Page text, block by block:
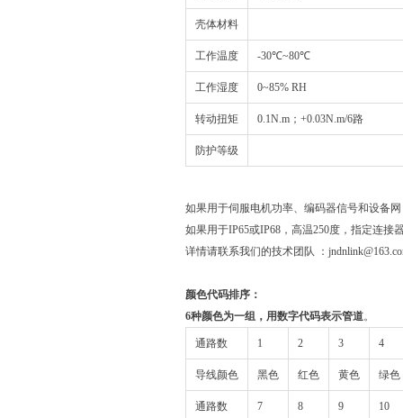
壳体材料
工作温度 -30℃~80℃
工作湿度 0~85% RH
转动扭矩 0.1N.m；+0.03N.m/6路
防护等级
如果用于伺服电机功率、编码器信号和设备
如果用于IP65或IP68，高温250度，指定连
详情请联系我们的技术团队 ：
颜色代码排序：
6种颜色为一组，用数字代码表示管道。
通路数 1 2 3 4
导线颜色 黑色 红色 黄色 绿色
通路数 7 8 9 10